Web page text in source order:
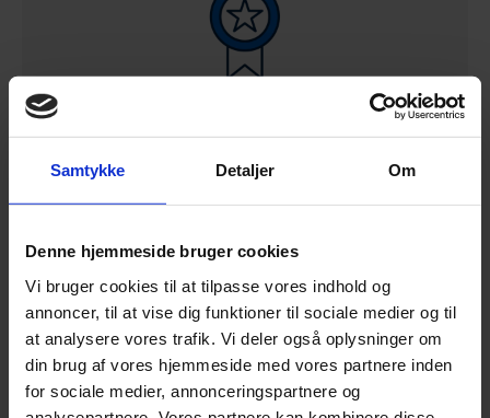
Samtykke Detaljer Om
Denne hjemmeside bruger cookies
Vi bruger cookies til at tilpasse vores indhold og
annoncer, til at vise dig funktioner til sociale medier og til
at analysere vores trafik. Vi deler også oplysninger om
din brug af vores hjemmeside med vores partnere inden
for sociale medier, annonceringspartnere og